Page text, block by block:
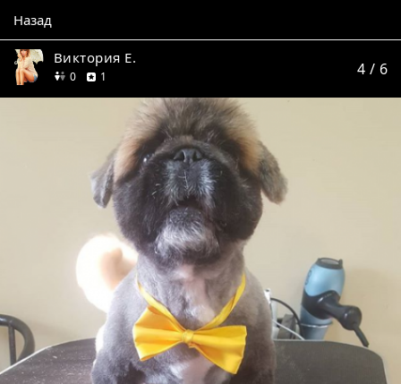
Назад
Виктория Е.
0друзей
1 4 / 6